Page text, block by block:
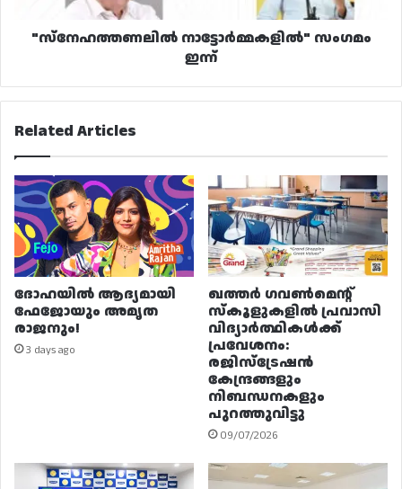
"സ്നേഹത്തണലിൽ നാട്ടോർമ്മകളിൽ" സംഗമം
ഇന്ന്
Related Articles
ദോഹയിൽ ആദ്യമായി
ഫേജോയും അമൃത
രാജനും!
3 days ago
ഖത്തർ ഗവൺമെന്റ്
സ്കൂളുകളിൽ പ്രവാസി
വിദ്യാർത്ഥികൾക്ക്
പ്രവേശനം:
രജിസ്ട്രേഷൻ
കേന്ദ്രങ്ങളും
നിബന്ധനകളും
പുറത്തുവിട്ടു
09/07/2026